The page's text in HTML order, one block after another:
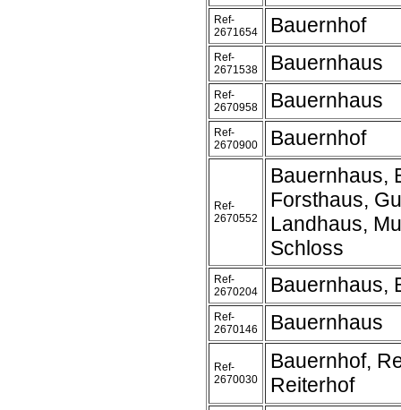
Ref-
2671654
Bauernhof
Ref-
2671538
Bauernhaus
Ref-
2670958
Bauernhaus
Ref-
2670900
Bauernhof
Ref-
2670552
Bauernhaus,
Forsthaus,
Landhaus,
Schloss
Ref-
2670204
Bauernhaus,
Ref-
2670146
Bauernhaus
Ref-
2670030
Bauernhof,
Reiterhof